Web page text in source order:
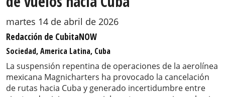
martes 14 de abril de 2026
Redacción de CubitaNOW
Sociedad, America Latina, Cuba
La suspensión repentina de operaciones de la aerolínea
mexicana Magnicharters ha provocado la cancelación
de rutas hacia Cuba y generado incertidumbre entre